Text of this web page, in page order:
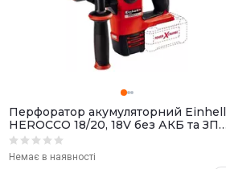
Перфоратор акумуляторний Einhell
HEROCCO 18/20, 18V без АКБ та ЗП
(4513900)
Немає в наявності